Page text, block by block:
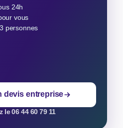
24h
vous
personnes
devis entreprise
le 06 44 60 79 11